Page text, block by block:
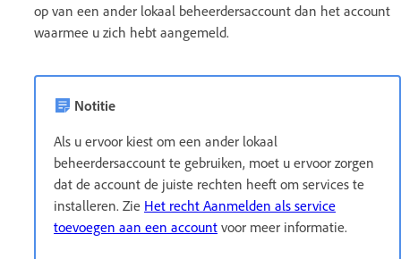
op van een ander lokaal beheerdersaccount dan het account
waarmee u zich hebt aangemeld.
Notitie
Als u ervoor kiest om een ander lokaal
beheerdersaccount te gebruiken, moet u ervoor zorgen
dat de account de juiste rechten heeft om services te
installeren. Zie Het recht Aanmelden als service
toevoegen aan een account voor meer informatie.